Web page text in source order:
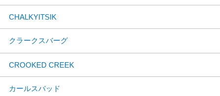
CHALKYITSIK
クラークスバーグ
CROOKED CREEK
カールスバッド